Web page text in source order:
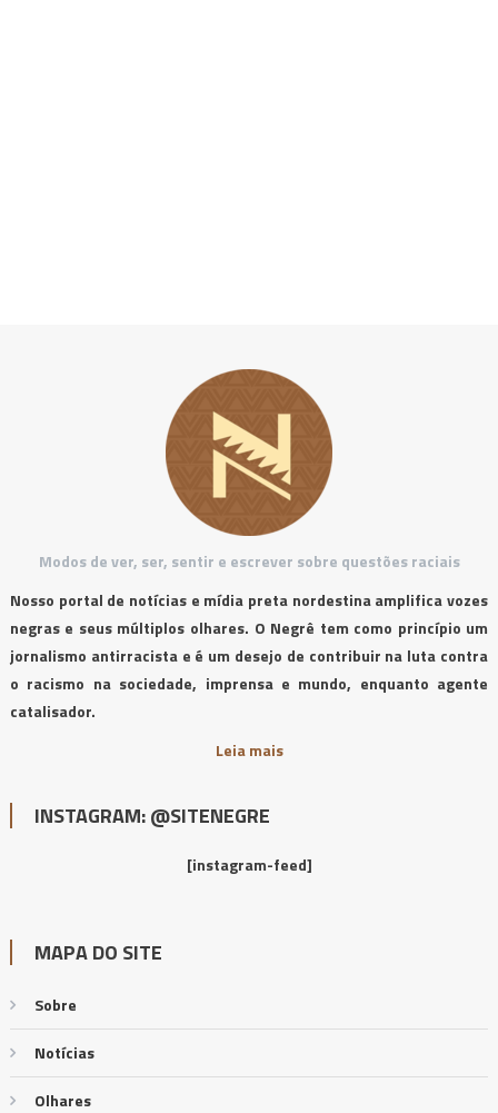
Modos de ver, ser, sentir e escrever sobre questões raciais
Nosso portal de notícias e mídia preta nordestina amplifica vozes
negras e seus múltiplos olhares. O Negrê tem como princípio um
jornalismo antirracista e é um desejo de contribuir na luta contra
o racismo na sociedade, imprensa e mundo, enquanto agente
catalisador.
Leia mais
INSTAGRAM: @SITENEGRE
[instagram-feed]
MAPA DO SITE
Sobre
Notícias
Olhares